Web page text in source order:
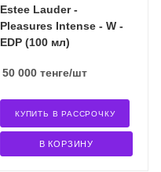
Estee Lauder -
Pleasures Intense - W -
EDP (100 мл)
50 000 тенге/шт
В КОРЗИНУ
КУПИТЬ В РАССРОЧКУ